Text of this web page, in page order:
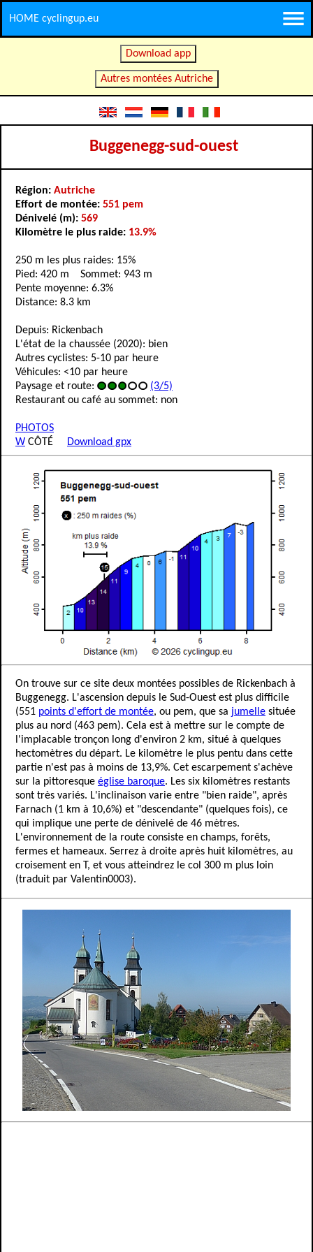
HOME cyclingup.eu
Download app
Autres montées Autriche
Buggenegg-sud-ouest
Région: Autriche
Effort de montée: 551 pem
Dénivelé (m): 569
Kilomètre le plus raide: 13.9%
250 m les plus raides: 15%
Pied: 420 m Sommet: 943 m
Pente moyenne: 6.3%
Distance: 8.3 km
Depuis: Rickenbach
L'état de la chaussée (2020): bien
Autres cyclistes: 5-10 par heure
Véhicules: <10 par heure
Paysage et route:
(3/5)
Restaurant ou café au sommet: non
PHOTOS
W CÔTÉ Download gpx
On trouve sur ce site deux montées possibles de Rickenbach à
Buggenegg. L'ascension depuis le Sud-Ouest est plus difficile
(551 points d'effort de montée, ou pem, que sa jumelle située
plus au nord (463 pem). Cela est à mettre sur le compte de
l'implacable tronçon long d'environ 2 km, situé à quelques
hectomètres du départ. Le kilomètre le plus pentu dans cette
partie n'est pas à moins de 13,9%. Cet escarpement s'achève
sur la pittoresque église baroque. Les six kilomètres restants
sont très variés. L'inclinaison varie entre "bien raide", après
Farnach (1 km à 10,6%) et "descendante" (quelques fois), ce
qui implique une perte de dénivelé de 46 mètres.
L'environnement de la route consiste en champs, forêts,
fermes et hameaux. Serrez à droite après huit kilomètres, au
croisement en T, et vous atteindrez le col 300 m plus loin
(traduit par Valentin0003).